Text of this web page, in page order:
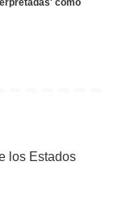
como